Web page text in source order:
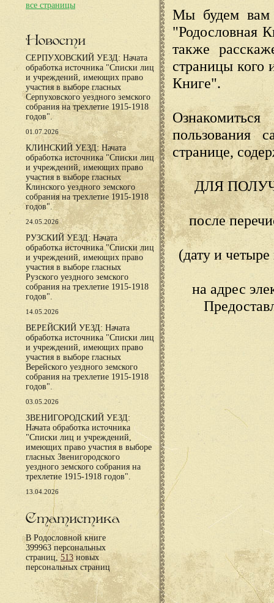
все страницы
Новости
СЕРПУХОВСКИЙ УЕЗД: Начата
обработка источника "Списки лиц
и учреждений, имеющих право
участия в выборе гласных
Серпуховского уездного земского
собрания на трехлетие 1915-1918
годов".
01.07.2026
КЛИНСКИЙ УЕЗД: Начата
обработка источника "Списки лиц
и учреждений, имеющих право
участия в выборе гласных
Клинского уездного земского
собрания на трехлетие 1915-1918
годов".
24.05.2026
РУЗСКИЙ УЕЗД: Начата
обработка источника "Списки лиц
и учреждений, имеющих право
участия в выборе гласных
Рузского уездного земского
собрания на трехлетие 1915-1918
годов".
14.05.2026
ВЕРЕЙСКИЙ УЕЗД: Начата
обработка источника "Списки лиц
и учреждений, имеющих право
участия в выборе гласных
Верейского уездного земского
собрания на трехлетие 1915-1918
годов".
03.05.2026
ЗВЕНИГОРОДСКИЙ УЕЗД:
Начата обработка источника
"Списки лиц и учреждений,
имеющих право участия в выборе
гласных Звенигородского
уездного земского собрания на
трехлетие 1915-1918 годов".
13.04.2026
Статистика
В Родословной книге
399963 персональных
страниц,513новых
персональных страниц
Мы будем вам
"Родословная
также
страницы кого
Книге".
пользования
странице,
ДЛЯ
после
(дату и
на адрес